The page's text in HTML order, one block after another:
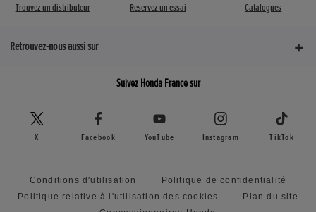
Trouvez un distributeur Réservez un essai Catalogues
Retrouvez-nous aussi sur
Suivez Honda France sur
X Facebook YouTube Instagram TikTok
Conditions d'utilisation
Politique de confidentialité
Politique relative à l'utilisation des cookies
Plan du site